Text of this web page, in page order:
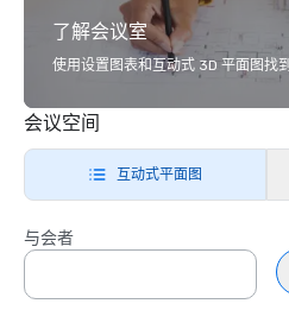
了解会议室
使用设置图表和互动式 3D 平面图找
会议空间
互动式平面图
与会者